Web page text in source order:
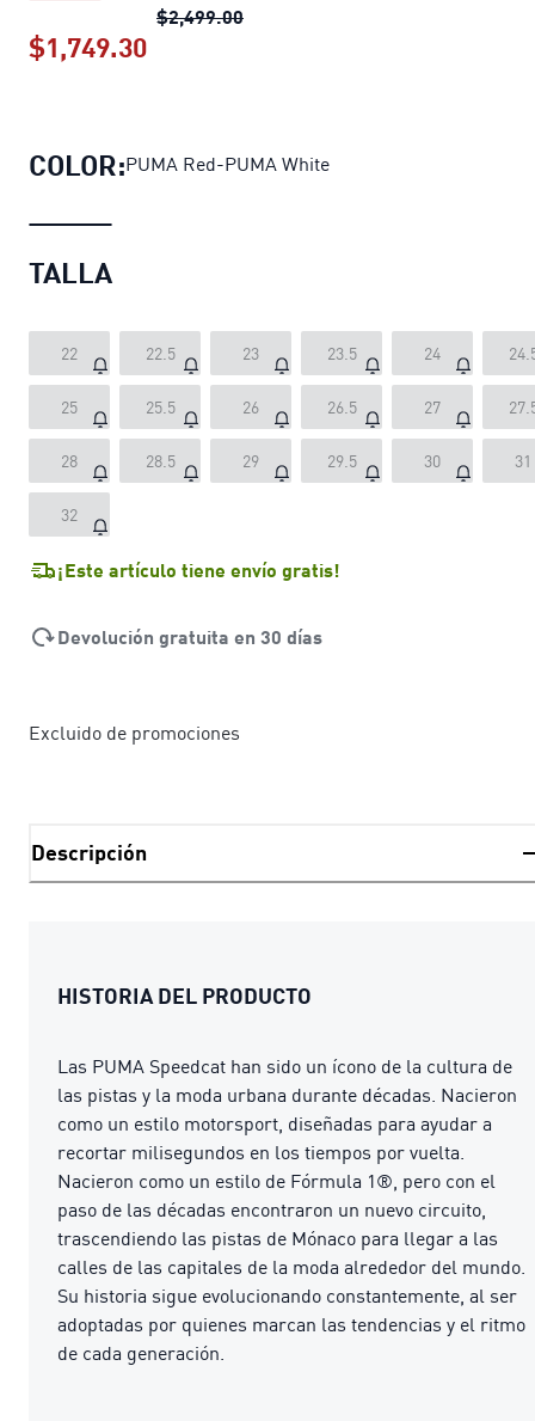
$2,499.00Tenis Speedcat Plus
$1,749.30
COLOR:PUMA Red-PUMA White
TALLA
22 22.5 23 23.5 24
25 25.5 26 26.5 27
28 28.5 29 29.5 30 31
32
¡Este artículo tiene envío gratis!
Devolución gratuita en 30 días
Excluido de promociones
Descripción
HISTORIA DEL PRODUCTO
Las PUMA Speedcat han sido un ícono de la cultura de
las pistas y la moda urbana durante décadas. Nacieron
como un estilo motorsport, diseñadas para ayudar a
recortar milisegundos en los tiempos por vuelta.
Nacieron como un estilo de Fórmula 1®, pero con el
paso de las décadas encontraron un nuevo circuito,
trascendiendo las pistas de Mónaco para llegar a las
calles de las capitales de la moda alrededor del mundo.
Su historia sigue evolucionando constantemente, al ser
adoptadas por quienes marcan las tendencias y el ritmo
de cada generación.